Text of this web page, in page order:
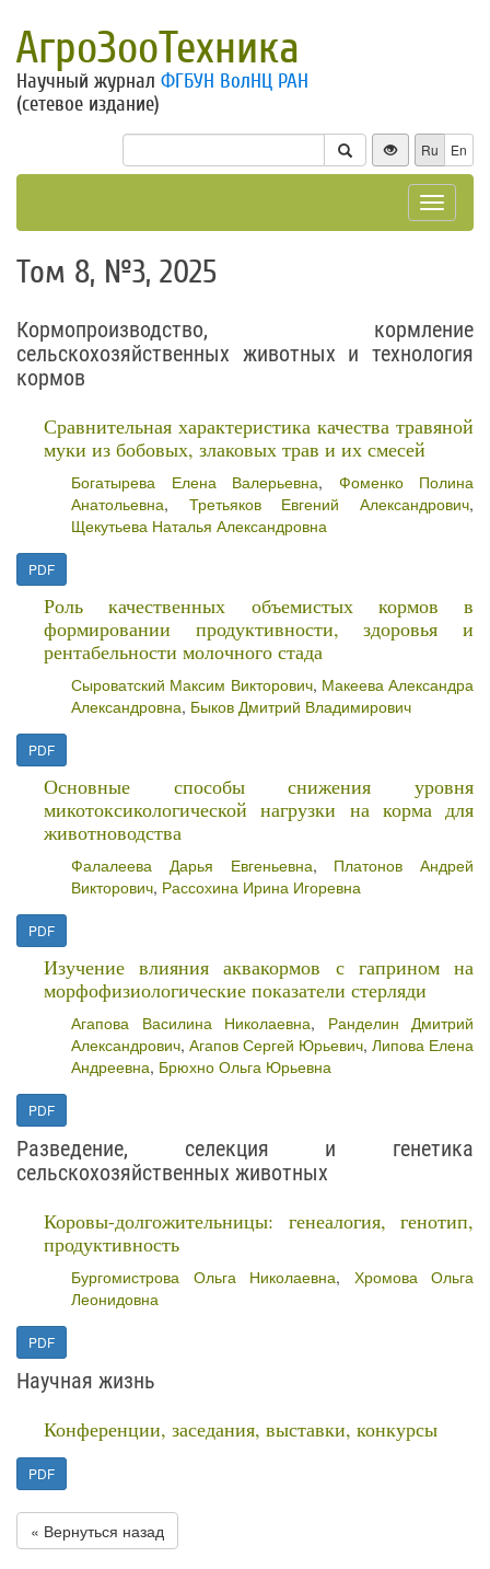
АгроЗооТехника
Научный журнал ФГБУН ВолНЦ РАН
(сетевое издание)
Ru En
Toggle
Том 8, №3, 2025
Кормопроизводство, кормление
сельскохозяйственных животных и технология
кормов
Сравнительная характеристика качества травяной
муки из бобовых, злаковых трав и их смесей
Богатырева Елена Валерьевна, Фоменко Полина
Анатольевна, Третьяков Евгений Александрович,
Щекутьева Наталья Александровна
PDF
Роль качественных объемистых кормов в
формировании продуктивности, здоровья и
рентабельности молочного стада
Сыроватский Максим Викторович, Макеева Александра
Александровна, Быков Дмитрий Владимирович
PDF
Основные способы снижения уровня
микотоксикологической нагрузки на корма для
животноводства
Фалалеева Дарья Евгеньевна, Платонов Андрей
Викторович, Рассохина Ирина Игоревна
PDF
Изучение влияния аквакормов с гаприном на
морфофизиологические показатели стерляди
Агапова Василина Николаевна, Ранделин Дмитрий
Александрович, Агапов Сергей Юрьевич, Липова Елена
Андреевна, Брюхно Ольга Юрьевна
PDF
Разведение, селекция и генетика
сельскохозяйственных животных
Коровы-долгожительницы: генеалогия, генотип,
продуктивность
Бургомистрова Ольга Николаевна, Хромова Ольга
Леонидовна
PDF
Научная жизнь
Конференции, заседания, выставки, конкурсы
PDF
« Вернуться назад